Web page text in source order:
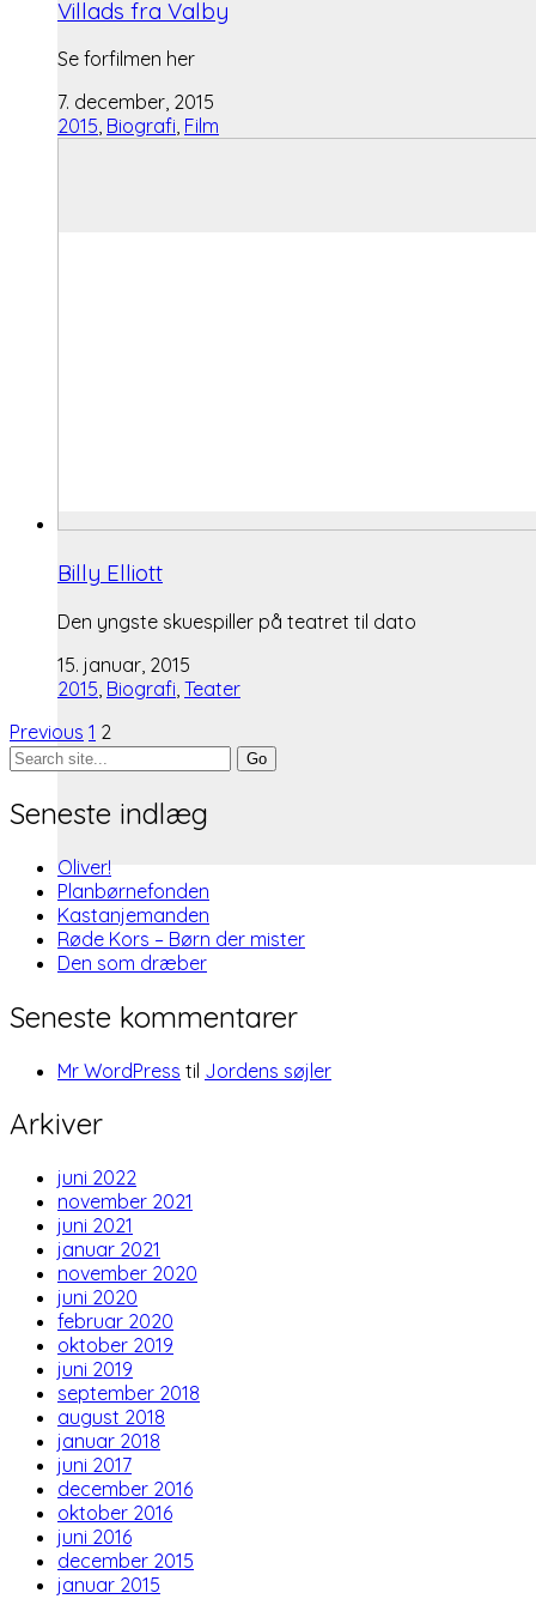
Villads fra Valby
Se forfilmen her
7. december, 2015
2015, Biografi, Film
Billy Elliott
Den yngste skuespiller på teatret til dato
15. januar, 2015
2015 Biografi Teater
Previous 1 2
Search
Seneste indlæg
Oliver!
Planbørnefonden
Kastanjemanden
Røde Kors – Børn der mister
Den som dræber
Seneste kommentarer
Mr WordPress til Jordens søjler
Arkiver
juni 2022
november 2021
juni 2021
januar 2021
november 2020
juni 2020
februar 2020
oktober 2019
juni 2019
september 2018
august 2018
januar 2018
juni 2017
december 2016
oktober 2016
juni 2016
december 2015
januar 2015